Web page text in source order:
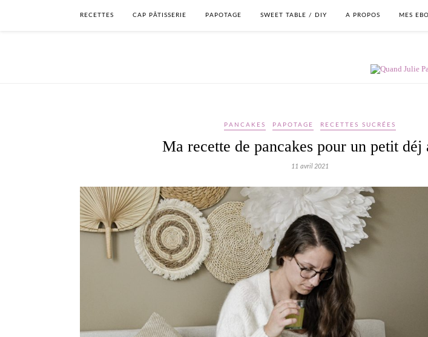
RECETTES CAP PÂTISSERIE PAPOTAGE SWEET TABLE / DIY A PROPOS MES
PANCAKES PAPOTAGE RECETTES SUCRÉES
Ma recette de pancakes pour un petit déj
11 avril 2021